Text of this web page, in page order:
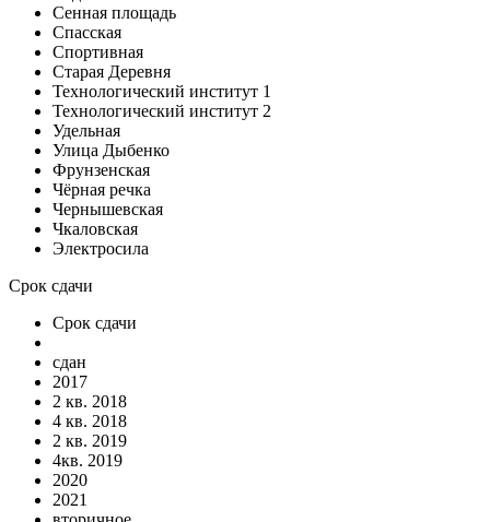
Сенная площадь
Спасская
Спортивная
Старая Деревня
Технологический институт 1
Технологический институт 2
Удельная
Улица Дыбенко
Фрунзенская
Чёрная речка
Чернышевская
Чкаловская
Электросила
Срок сдачи
Срок сдачи
сдан
2017
2 кв. 2018
4 кв. 2018
2 кв. 2019
4кв. 2019
2020
2021